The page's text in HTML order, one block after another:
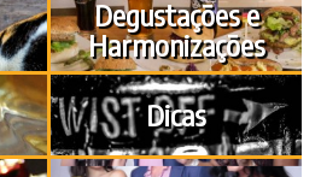
Degustações e
Harmonizações
Dicas